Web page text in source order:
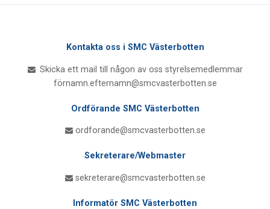
Kontakta oss i SMC Västerbotten
Skicka ett mail till någon av oss styrelsemedlemmar
förnamn.efternamn@smcvasterbotten.se
Ordförande SMC Västerbotten
ordforande@smcvasterbotten.se
Sekreterare/Webmaster
sekreterare@smcvasterbotten.se
Informatör SMC Västerbotten